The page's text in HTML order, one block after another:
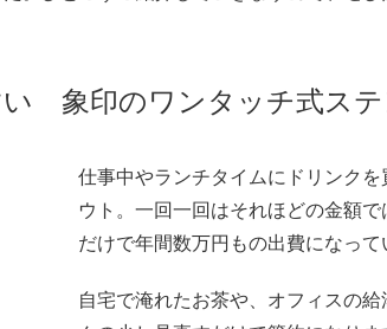
象印のワンタッチ式ス
仕事中やランチタイムにドリンク
ウト。一回一回はそれほどの金額
だけで年間数万円もの出費になって
自宅で淹れたお茶や、オフィスの